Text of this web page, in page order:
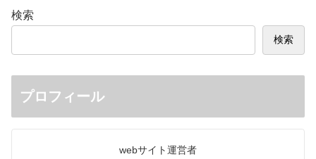
検索
検索
プロフィール
webサイト運営者